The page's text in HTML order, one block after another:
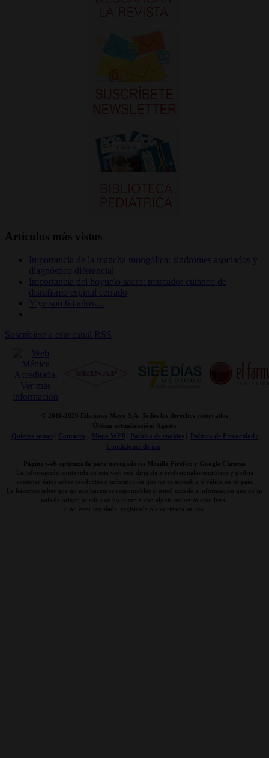
Artículos más vistos
Importancia de la mancha mongólica: síndromes asociados y
diagnóstico diferencial
Importancia del hoyuelo sacro: marcador cutáneo de
disrafismo espinal cerrado
Y ya son 63 años…
Suscribirse a este canal RSS
© 2011- 2026 Ediciones Mayo S.A. Todos los derechos reservados
Última actualización: Agosto
Quienes somos| Contacto Mapa WEB| Politica de cookies|
Politica de Privacidad /
Condiciones de uso
Página web optimizada para navegadores Mozilla Firefox y Google Chrome
La información contenida en esta web está dirigida a profesionales sanitarios y podría
contener datos sobre productos o información que no es accesible o válida en su país.
Le hacemos saber que no nos hacemos responsables si usted accede a información que en su
país de origen puede que no cumpla con algún requerimiento legal,
o no estar regulada, registrada o autorizado su uso.